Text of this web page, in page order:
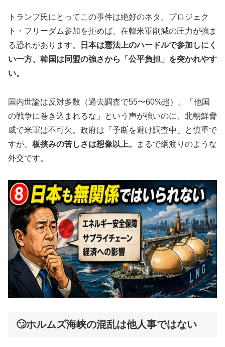
トランプ氏にとってこの事件は絶好のネタ。プロジェク
ト・フリーダム参加を拒めば、在韓米軍削減の圧力が強ま
る恐れがあります。
日本は憲法上のハードルで参加しにく
い一方、韓国は同盟の強さから「公平負担」を突かれやす
い。
国内世論は反対多数（過去調査で55〜60%超）。「他国
の戦争に巻き込まれるな」という声が強いのに、北朝鮮脅
威で米軍は不可欠。政府は「予断を避け調査中」と慎重で
すが、 板挟みの苦しさは想像以上。
まるで綱渡りのような
外交です。
🙄ホルムズ海峡の混乱は他人事ではない